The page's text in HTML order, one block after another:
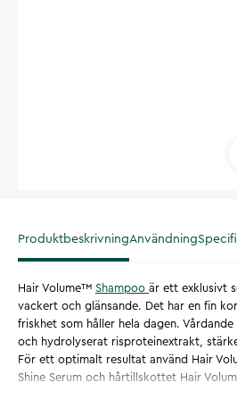
ProduktbeskrivningAnvändning
Hair Volume™ Shampoo är ett exklusivt
vackert och glänsande. Det har en fin
friskhet som håller hela dagen.
och hydrolyserat risproteinextrakt,
För ett optimalt resultat använd Hair
Shine Serum och hårtillskottet Hair